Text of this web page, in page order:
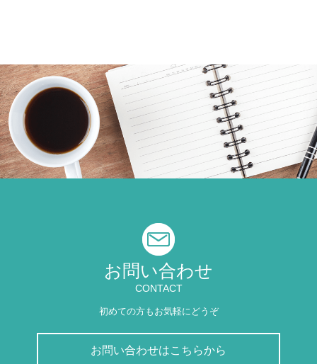
お問い合わせ
CONTACT
初めての方もお気軽にどうぞ
お問い合わせはこちらから